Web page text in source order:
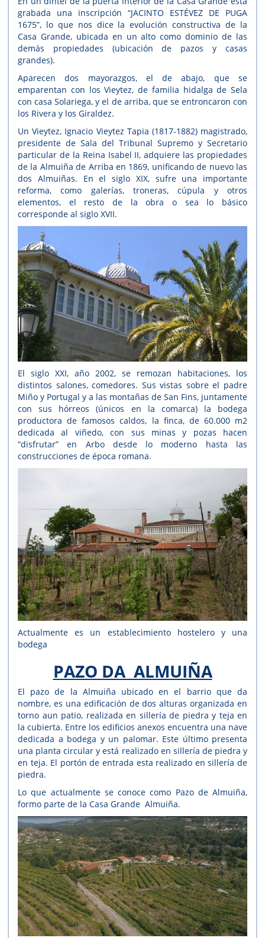
grabada una inscripción “JACINTO ESTÉVEZ DE PUGA
1675”, lo que nos dice la evolución constructiva de la
Casa Grande, ubicada en un alto como dominio de las
demás propiedades (ubicación de pazos y casas
grandes).
Aparecen dos mayorazgos, el de abajo, que se
emparentan con los Vieytez, de familia hidalga de Sela
con casa Solariega, y el de arriba, que se entroncaron con
los Rivera y los Giraldez.
Un Vieytez, Ignacio Vieytez Tapia (1817-1882) magistrado,
presidente de Sala del Tribunal Supremo y Secretario
particular de la Reina Isabel II, adquiere las propiedades
de la Almuiña de Arriba en 1869, unificando de nuevo las
dos Almuiñas. En el siglo XIX, sufre una importante
reforma, como galerías, troneras, cúpula y otros
elementos, el resto de la obra o sea lo básico
corresponde al siglo XVII.
El siglo XXI, año 2002, se remozan habitaciones, los
distintos salones, comedores. Sus vistas sobre el padre
Miño y Portugal y a las montañas de San Fins, juntamente
con sus hórreos (únicos en la comarca) la bodega
productora de famosos caldos, la finca, de 60.000 m2
dedicada al viñedo, con sus minas y pozas hacen
“disfrutar” en Arbo desde lo moderno hasta las
construcciones de época romana.
Actualmente es un establecimiento hostelero y una
bodega
PAZO DA ALMUIÑA
El pazo de la Almuiña ubicado en el barrio que da
nombre, es una edificación de dos alturas organizada en
torno aun patio, realizada en sillería de piedra y teja en
la cubierta. Entre los edificios anexos encuentra una nave
dedicada a bodega y un palomar. Este último presenta
una planta circular y está realizado en sillería de piedra y
en teja. El portón de entrada esta realizado en sillería de
piedra.
Lo que actualmente se conoce como Pazo de Almuiña,
formo parte de la Casa Grande Almuiña.